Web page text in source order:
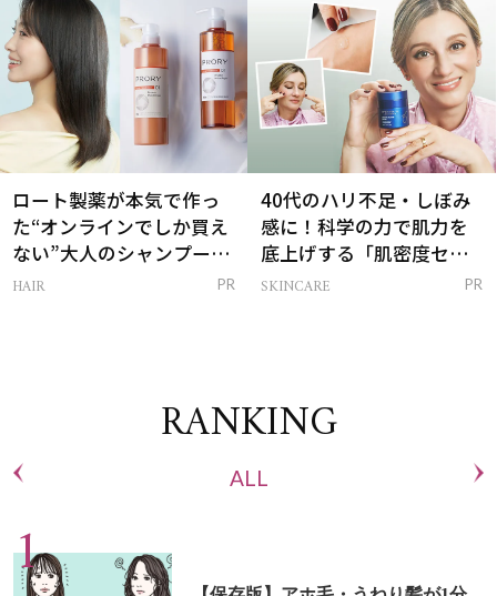
ロート製薬が本気で作っ
た“オンラインでしか買え
ない”大人のシャンプー＆
トリートメントって？
HAIR PR
40代のハリ不足・しぼみ
感に！科学の力で肌力を
底上げする「肌密度セラ
ム」
SKINCARE PR
RANKING
ALL